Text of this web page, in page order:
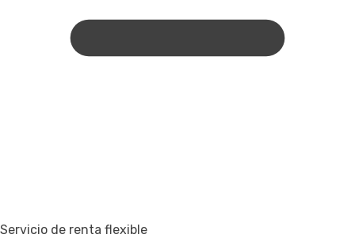
Servicio de renta flexible